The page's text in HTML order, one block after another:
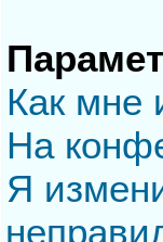
Как мне
На
Я